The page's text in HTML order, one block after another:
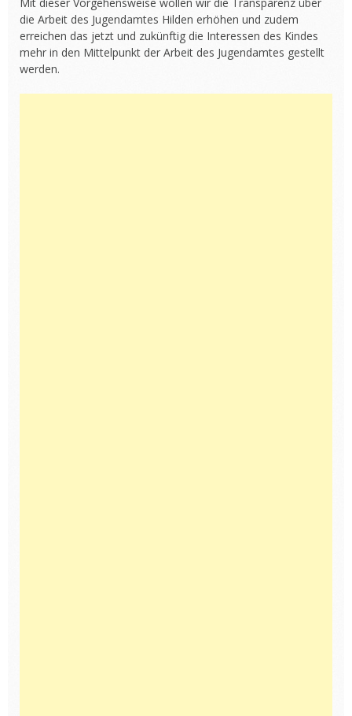
die Arbeit des Jugendamtes Hilden erhöhen und zudem
erreichen das jetzt und zukünftig die Interessen des Kindes
mehr in den Mittelpunkt der Arbeit des Jugendamtes gestellt
werden.